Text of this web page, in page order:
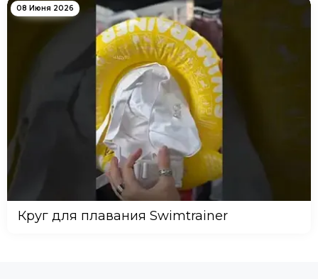
08 Июня 2026
Круг для плавания Swimtrainer